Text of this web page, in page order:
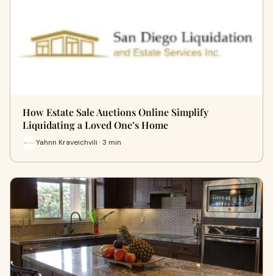
How Estate Sale Auctions Online Simplify
Liquidating a Loved One’s Home
Yahnn Kraveichvili · 3 min